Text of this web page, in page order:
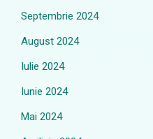
Septembrie 2024
August 2024
Iulie 2024
Iunie 2024
Mai 2024